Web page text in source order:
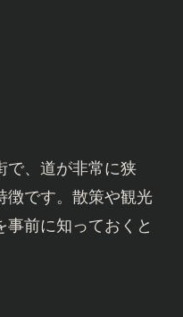
で、道が非常に狭
徴です。散策や観光
事前に知っておくと